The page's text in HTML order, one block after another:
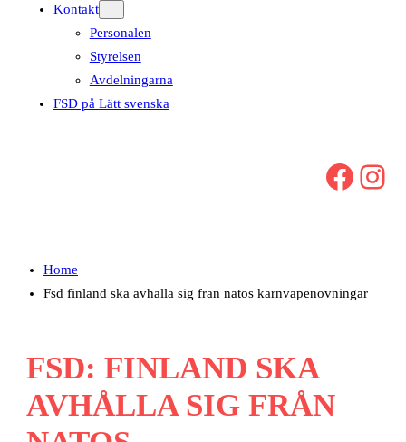
Kontakt
Personalen
Styrelsen
Avdelningarna
FSD på Lätt svenska
Facebook Instagram
Home
Fsd finland ska avhalla sig fran natos karnvapenovningar
FSD: FINLAND SKA
AVHÅLLA SIG FRÅN